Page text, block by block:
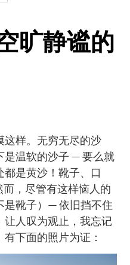
旷静谧的
这样。无穷无尽的沙
是温软的沙子 — 要么就
是黄沙！靴子、口
，尽管有这样恼人的
是靴子）— 依旧挡不住
人叹为观止，我忘记
下面的照片为证：